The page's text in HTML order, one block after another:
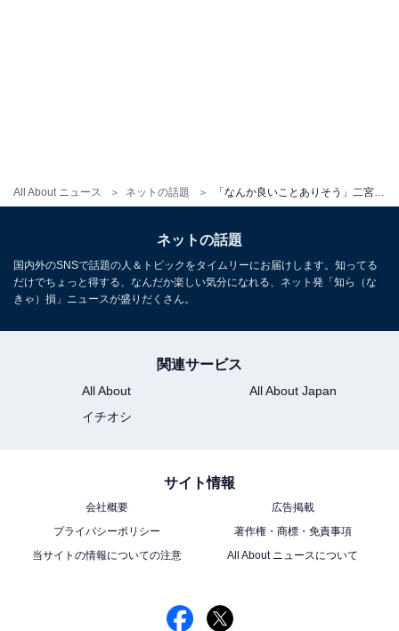
All About ニュース ネットの話題
ネットの話題
国内外のSNSで話題の人＆トピックをタイムリーにお届けします。知ってる
だけでちょっと得する、なんだか楽しい気分になれる、ネット発「知ら（な
きゃ）損」ニュースが盛りだくさん。
関連サービス
All About
All About Japan
イチオシ
サイト情報
会社概要
広告掲載
プライバシーポリシー
著作権・商標・免責事項
当サイトの情報についての注意
All About ニュースについて